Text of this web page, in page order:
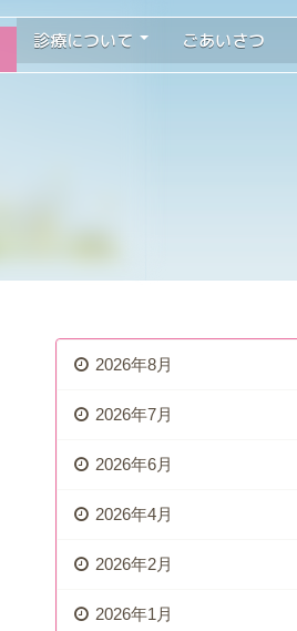
診療について ごあいさつ
2026年8月
2026年7月
2026年6月
2026年4月
2026年2月
2026年1月